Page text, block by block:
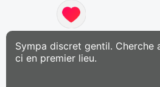
Sympa discret gentil. Cherche
ci en premier lieu.